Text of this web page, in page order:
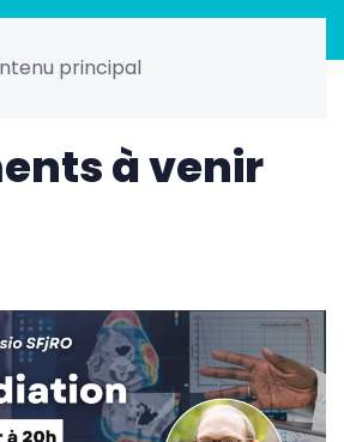
principal
à venir